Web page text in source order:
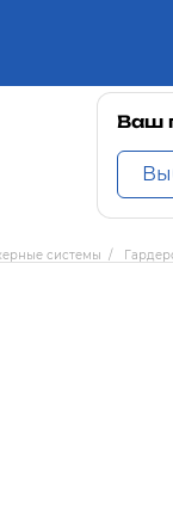
Ваш
системы /